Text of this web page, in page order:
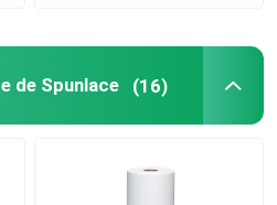
de Spunlace (16)